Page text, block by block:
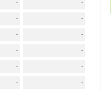
- -
- -
- -
- -
- -
- -